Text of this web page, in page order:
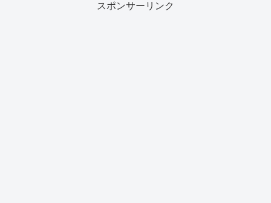
スポンサーリンク